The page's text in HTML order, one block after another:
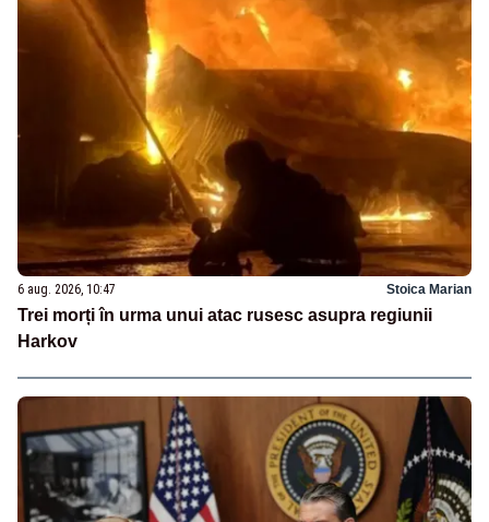
6 aug. 2026, 10:47 Stoica Marian
Trei morți în urma unui atac rusesc asupra regiunii
Harkov